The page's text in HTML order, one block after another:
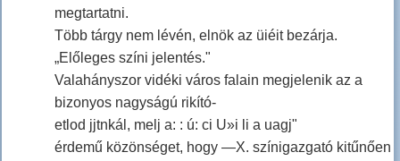
megtartatni.
Több tárgy nem lévén, elnök az üiéit bezárja.
„Előleges színi jelentés."
Valahányszor vidéki város falain megjelenik az a
bizonyos nagyságú rikító-
etlod jjtnkál, melj a: : ú: ci U»i li a uagj"
érdemű közönséget, hogy —X. színigazgató kitűnően